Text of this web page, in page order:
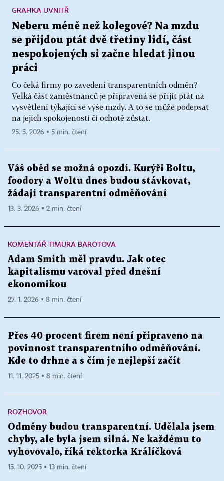
Neberu méně než kolegové? Na mzdu
se přijdou ptát dvě třetiny lidí, část
nespokojených si začne hledat jinou
práci
Co čeká firmy po zavedení transparentních odměn?
Velká část zaměstnanců je připravená se přijít ptát na
vysvětlení týkající se výše mzdy. A to se může podepsat
na jejich spokojenosti či ochotě zůstat.
GRAFIKA UVNITŘ
25. 5. 2026 ▪ 5 min. čtení
Váš oběd se možná opozdí. Kurýři Boltu,
foodory a Woltu dnes budou stávkovat,
žádají transparentní odměňování
13. 3. 2026 ▪ 2 min. čtení
KOMENTÁŘ TIMURA BAROTOVA
Adam Smith měl pravdu. Jak otec
kapitalismu varoval před dnešní
ekonomikou
27. 1. 2026 ▪ 8 min. čtení
Přes 40 procent firem není připraveno na
povinnost transparentního odměňování.
Kde to drhne a s čím je nejlepší začít
11. 11. 2025 ▪ 8 min. čtení
ROZHOVOR
Odměny budou transparentní. Udělala jsem
chyby, ale byla jsem silná. Ne každému to
vyhovovalo, říká rektorka Králíčková
15. 10. 2025 ▪ 13 min. čtení